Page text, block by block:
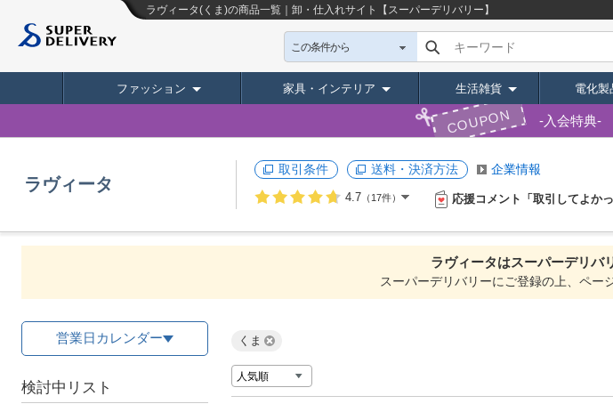
ラヴィータ(くま)の商品一覧｜卸・仕入れサイト【スーパーデリバリー】
この条件から キーワード
ファッション 家具・インテリア 生活雑貨 電化製
COUPON 入会特典
ラヴィータ
取引条件 送料・決済方法 企業情報
4.7 （17件） 応援コメント「取引してよかっ
ラヴィータはスーパーデリバ
スーパーデリバリーにご登録の上、ペー
営業日カレンダー
検討中リスト
くま